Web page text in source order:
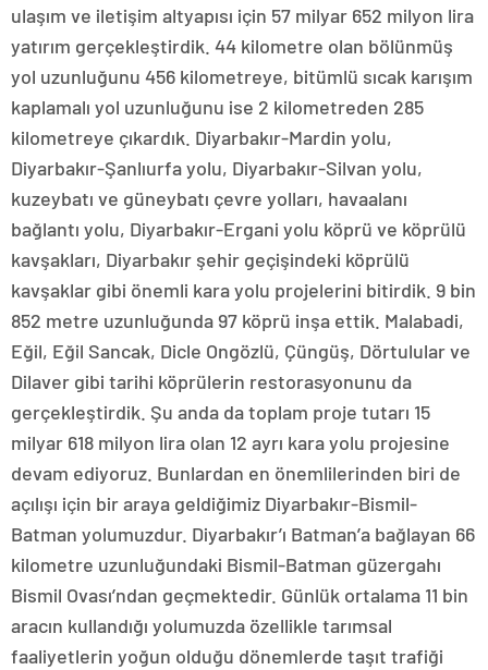
ulaşım ve iletişim altyapısı için 57 milyar 652 milyon lira
yatırım gerçekleştirdik. 44 kilometre olan bölünmüş
yol uzunluğunu 456 kilometreye, bitümlü sıcak karışım
kaplamalı yol uzunluğunu ise 2 kilometreden 285
kilometreye çıkardık. Diyarbakır-Mardin yolu,
Diyarbakır-Şanlıurfa yolu, Diyarbakır-Silvan yolu,
kuzeybatı ve güneybatı çevre yolları, havaalanı
bağlantı yolu, Diyarbakır-Ergani yolu köprü ve köprülü
kavşakları, Diyarbakır şehir geçişindeki köprülü
kavşaklar gibi önemli kara yolu projelerini bitirdik. 9 bin
852 metre uzunluğunda 97 köprü inşa ettik. Malabadi,
Eğil, Eğil Sancak, Dicle Ongözlü, Çüngüş, Dörtulular ve
Dilaver gibi tarihi köprülerin restorasyonunu da
gerçekleştirdik. Şu anda da toplam proje tutarı 15
milyar 618 milyon lira olan 12 ayrı kara yolu projesine
devam ediyoruz. Bunlardan en önemlilerinden biri de
açılışı için bir araya geldiğimiz Diyarbakır-Bismil-
Batman yolumuzdur. Diyarbakır’ı Batman’a bağlayan 66
kilometre uzunluğundaki Bismil-Batman güzergahı
Bismil Ovası’ndan geçmektedir. Günlük ortalama 11 bin
aracın kullandığı yolumuzda özellikle tarımsal
faaliyetlerin yoğun olduğu dönemlerde taşıt trafiği